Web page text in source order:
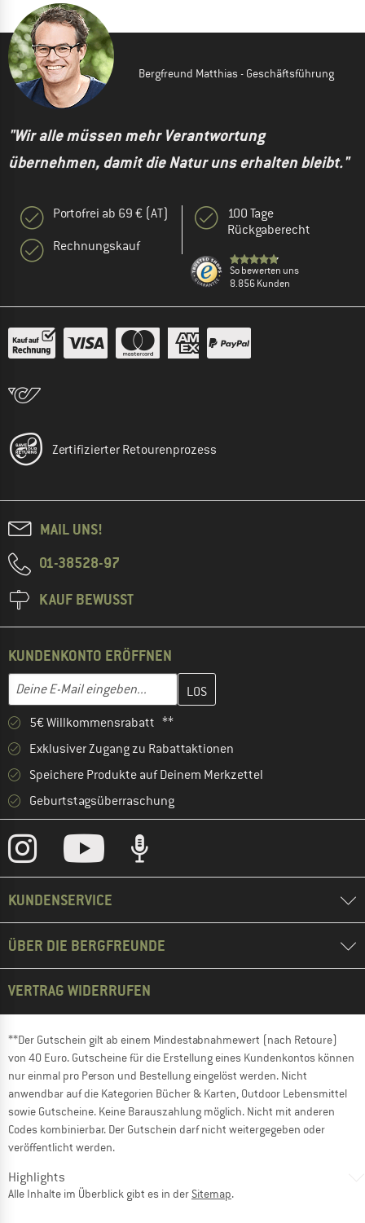
Bergfreund Matthias - Geschäftsführung
"Wir alle müssen mehr Verantwortung
übernehmen, damit die Natur uns erhalten bleibt."
Portofrei ab 69 € (AT)
Rechnungskauf
100 Tage
Rückgaberecht
So bewerten uns
8.856 Kunden
Zertifizierter Retourenprozess
MAIL UNS!
01-38528-97
KAUF BEWUSST
KUNDENKONTO ERÖFFNEN
Deine E-Mail eingeben...
Gib hier deine E-Mail-Adresse ein und erstelle im nächsten
5€ Willkommensrabatt **
Exklusiver Zugang zu Rabattaktionen
Speichere Produkte auf Deinem Merkzettel
Geburtstagsüberraschung
KUNDENSERVICE
ÜBER DIE BERGFREUNDE
VERTRAG WIDERRUFEN
**Der Gutschein gilt ab einem Mindestabnahmewert (nach Retoure)
von 40 Euro. Gutscheine für die Erstellung eines Kundenkontos können
nur einmal pro Person und Bestellung eingelöst werden. Nicht
anwendbar auf die Kategorien Bücher & Karten, Outdoor Lebensmittel
sowie Gutscheine. Keine Barauszahlung möglich. Nicht mit anderen
Codes kombinierbar. Der Gutschein darf nicht weitergegeben oder
veröffentlicht werden.
Highlights
Alle Inhalte im Überblick gibt es in der Sitemap.